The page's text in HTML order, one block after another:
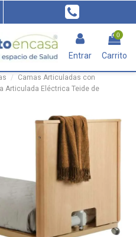
Entrar
0
Carrito
Camas Articuladas con
Articulada Eléctrica Teide de